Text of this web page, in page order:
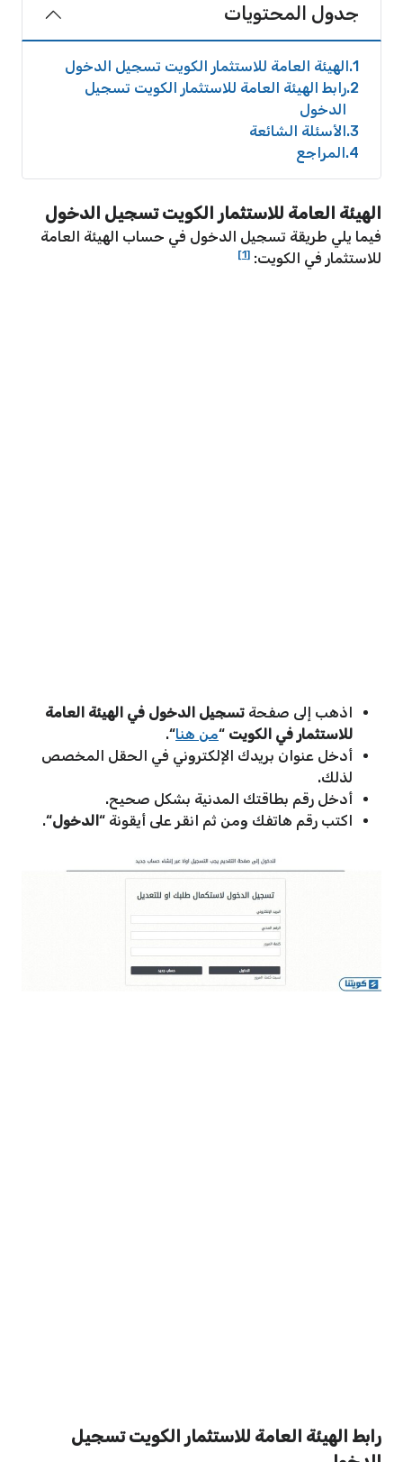
جدول المحتويات
1 الهيئة العامة للاستثمار الكويت تسجيل الدخول
2 رابط الهيئة العامة للاستثمار الكويت تسجيل
الدخول
3 الأسئلة الشائعة
4 المراجع
الهيئة العامة للاستثمار الكويت تسجيل الدخول
فيما يلي طريقة تسجيل الدخول في حساب الهيئة العامة
للاستثمار في الكويت: [1]
اذهب إلى صفحة تسجيل الدخول في الهيئة العامة
للاستثمار في الكويت “من هنا“.
أدخل عنوان بريدك الإلكتروني في الحقل المخصص
لذلك.
أدخل رقم بطاقتك المدنية بشكل صحيح.
اكتب رقم هاتفك ومن ثم انقر على أيقونة “الدخول“.
رابط الهيئة العامة للاستثمار الكويت تسجيل